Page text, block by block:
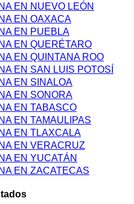
EN NUEVO LEÓN
EN OAXACA
EN PUEBLA
EN QUERÉTARO
EN QUINTANA ROO
EN SAN LUIS POTOSÍ
EN SINALOA
EN SONORA
EN TABASCO
EN TAMAULIPAS
EN TLAXCALA
EN VERACRUZ
EN YUCATÁN
EN ZACATECAS